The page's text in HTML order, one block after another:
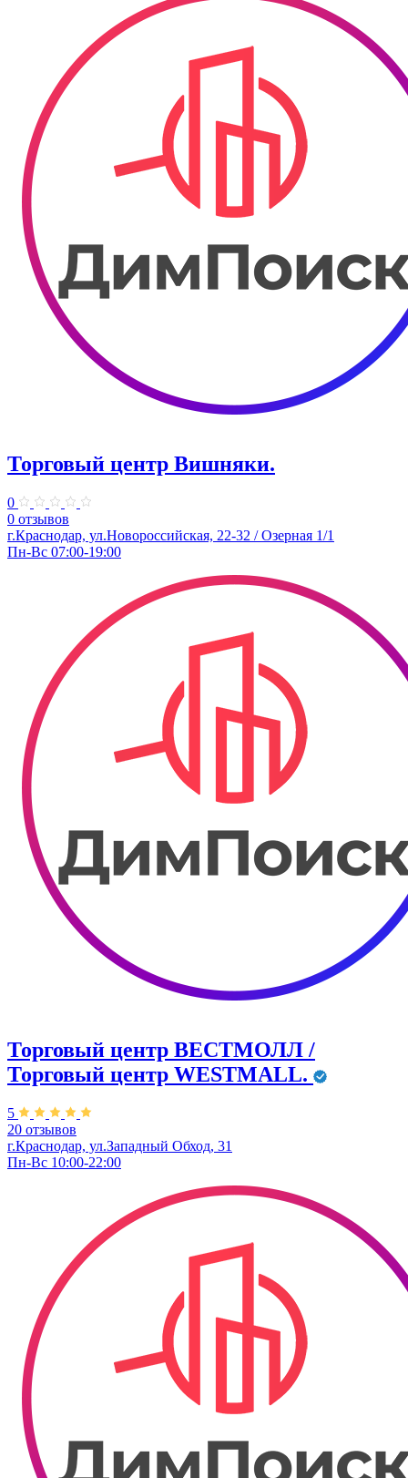
Торговый центр Вишняки.
0
0 отзывов
г.Краснодар, ул.Новороссийская, 22-32 / Озерная 1/1
Пн-Вс 07:00-19:00
Торговый центр ВЕСТМОЛЛ /
Торговый центр WESTMALL.
5
20 отзывов
г.Краснодар, ул.Западный Обход, 31
Пн-Вс 10:00-22:00